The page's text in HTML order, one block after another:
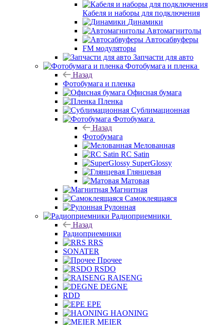
Кабеля и наборы для подключения
Динамики
Автомагнитолы
Автосабвуферы
FM модуляторы
Запчасти для авто
Фотобумага и пленка
Назад
Фотобумага и пленка
Офисная бумага
Пленка
Сублимационная
Фотобумага
Назад
Фотобумага
Мелованная
RC Satin
SuperGlossy
Глянцевая
Матовая
Магнитная
Самоклеящаяся
Рулонная
Радиоприемники
Назад
Радиоприемники
RRS
SONATER
Прочее
RSDO
RAISENG
DEGNE
RDD
EPE
HAONING
MEIER